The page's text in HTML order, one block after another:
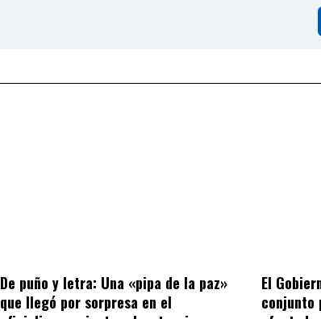
De puño y letra: Una «pipa de la paz»
que llegó por sorpresa en el
El
conjunto